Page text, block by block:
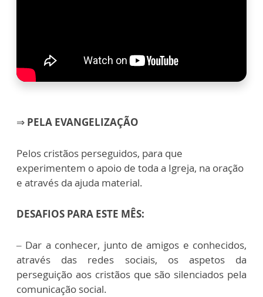
⇒ PELA EVANGELIZAÇÃO
Pelos cristãos perseguidos, para que
experimentem o apoio de toda a Igreja, na oração
e através da ajuda material.
DESAFIOS PARA ESTE MÊS:
– Dar a conhecer, junto de amigos e conhecidos,
através das redes sociais, os aspetos da
perseguição aos cristãos que são silenciados pela
comunicação social.